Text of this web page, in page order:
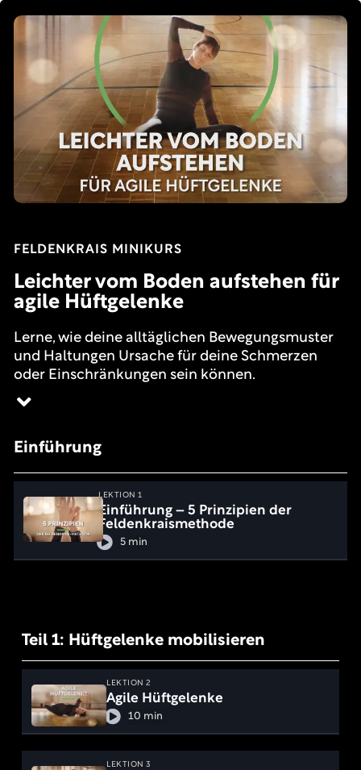
FELDENKRAIS MINIKURS
Leichter vom Boden aufstehen für
agile Hüftgelenke
Lerne, wie deine alltäglichen Bewegungsmuster
und Haltungen Ursache für deine Schmerzen
oder Einschränkungen sein können.
Einführung
LEKTION 1
Einführung – 5 Prinzipien der
Feldenkraismethode
5 min
Teil 1: Hüftgelenke mobilisieren
LEKTION 2
Agile Hüftgelenke
10 min
LEKTION 3